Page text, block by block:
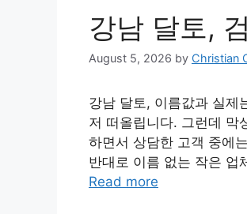
강남 달토,
August 5, 2026 by Christian
강남 달토, 이름값과 실제
저 떠올립니다. 그런데 막
하면서 상담한 고객 중에
반대로 이름 없는 작은 업
Read more